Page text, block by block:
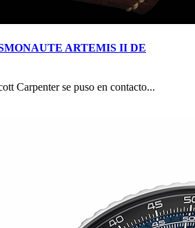
CERAMICS 2026 de RICHARD
ARTEMIS II DE
Carpenter se puso en contacto...